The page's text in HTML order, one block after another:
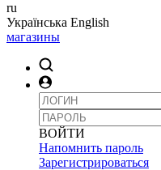
ru
Українська English
магазины
ВОЙТИ
Напомнить пароль
Зарегистрироваться